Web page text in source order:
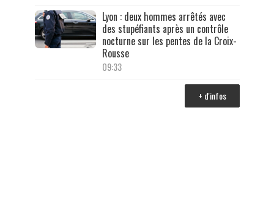
Lyon : deux hommes arrêtés avec
des stupéfiants après un contrôle
nocturne sur les pentes de la Croix-
Rousse
09:33
+ d'infos